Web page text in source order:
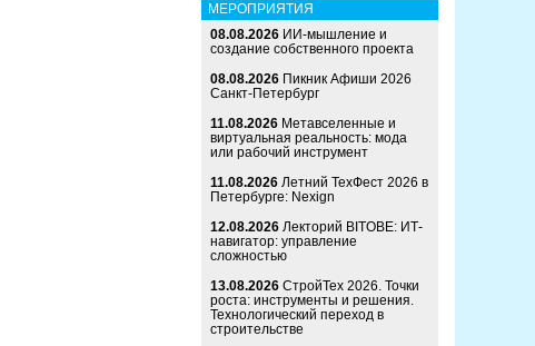
МЕРОПРИЯТИЯ
08.08.2026 ИИ-мышление и
создание собственного проекта
08.08.2026 Пикник Афиши 2026
Санкт-Петербург
11.08.2026 Метавселенные и
виртуальная реальность: мода
или рабочий инструмент
11.08.2026 Летний ТехФест 2026 в
Петербурге: Nexign
12.08.2026 Лекторий BITOBE: ИТ-
навигатор: управление
сложностью
13.08.2026 СтройТех 2026. Точки
роста: инструменты и решения.
Технологический переход в
строительстве